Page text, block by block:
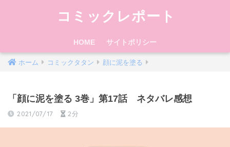
コミックレポート
HOME サイトポリシー
ホーム コミックタタン 顔に泥を塗る
「顔に泥を塗る 3巻」第17話 ネタバレ感想
2021/07/17 2分